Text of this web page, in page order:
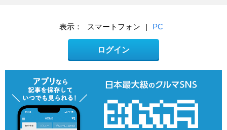
表示： スマートフォン | PC
ログイン